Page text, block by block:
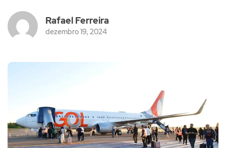
Rafael Ferreira
dezembro 19, 2024